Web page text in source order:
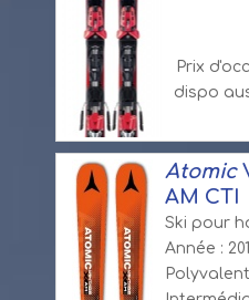
Prix
dispo
Atomic
AM CTI
Ski pour
Année :